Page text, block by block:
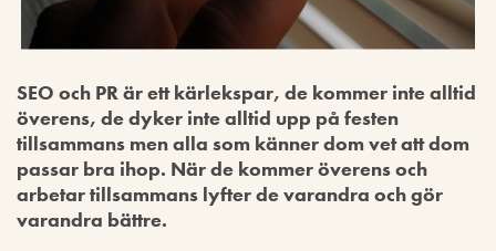
SEO och PR är ett kärlekspar, de kommer inte alltid
överens, de dyker inte alltid upp på festen
tillsammans men alla som känner dom vet att dom
passar bra ihop. När de kommer överens och
arbetar tillsammans lyfter de varandra och gör
varandra bättre.